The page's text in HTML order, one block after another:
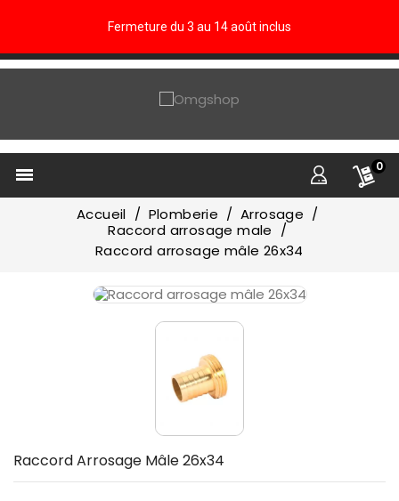
Fermeture du 3 au 14 août inclus
 0
Accueil Plomberie
Arrosage
Raccord arrosage male
Raccord arrosage mâle 26x34
Raccord Arrosage Mâle 26x34